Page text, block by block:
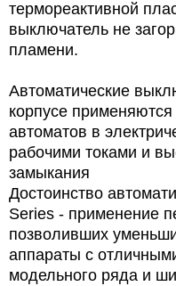
термореактивной
выключатель не
пламени.
Автоматические
корпусе
автоматов в
рабочими токами и
замыкания
Достоинство
Series - применение
позволивших
аппараты с
модельного ряда и